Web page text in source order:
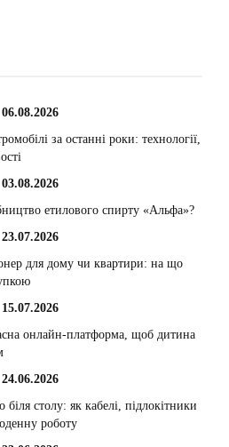
06.08.2026
за останні роки: технології,
03.08.2026
етилового спирту «Альфа»?
23.07.2026
для дому чи квартири: на що
15.07.2026
онлайн-платформа, щоб дитина
24.06.2026
біля столу: як кабелі, підлокітники
роботу